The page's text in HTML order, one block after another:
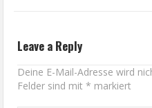
Leave a Reply
Deine E-Mail-Adresse wird
Felder sind mit* markiert